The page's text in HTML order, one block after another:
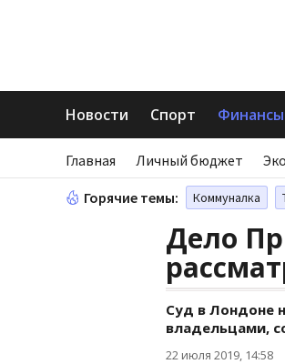
Новости Спорт Финансы
Главная Личный бюджет
Горячие темы: Коммуналка
Дело
Суд в Лондоне
владельцами,
22 июля 2019, 14:58